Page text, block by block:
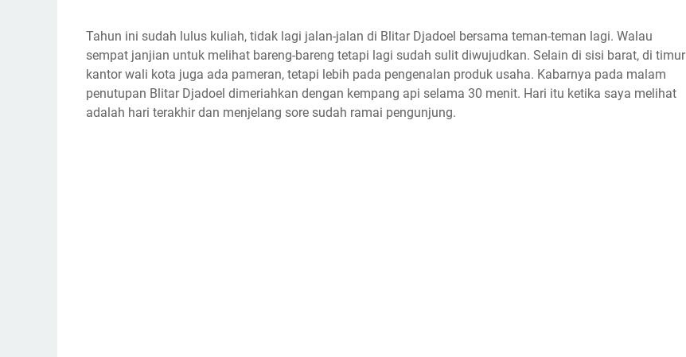
Tahun ini sudah lulus kuliah, tidak lagi jalan-jalan di Blitar Djadoel bersama teman-teman lagi. Walau
sempat janjian untuk melihat bareng-bareng tetapi lagi sudah sulit diwujudkan. Selain di sisi barat, di timur
kantor wali kota juga ada pameran, tetapi lebih pada pengenalan produk usaha. Kabarnya pada malam
penutupan Blitar Djadoel dimeriahkan dengan kempang api selama 30 menit. Hari itu ketika saya melihat
adalah hari terakhir dan menjelang sore sudah ramai pengunjung.